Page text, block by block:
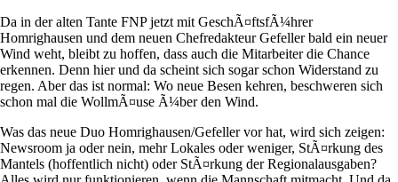
Da in der alten Tante FNP jetzt mit GeschÃ¤ftsfÃ¼hrer
Homrighausen und dem neuen Chefredakteur Gefeller bald ein neuer
Wind weht, bleibt zu hoffen, dass auch die Mitarbeiter die Chance
erkennen. Denn hier und da scheint sich sogar schon Widerstand zu
regen. Aber das ist normal: Wo neue Besen kehren, beschweren sich
schon mal die WollmÃ¤use Ã¼ber den Wind.
Was das neue Duo Homrighausen/Gefeller vor hat, wird sich zeigen:
Newsroom ja oder nein, mehr Lokales oder weniger, StÃ¤rkung des
Mantels (hoffentlich nicht) oder StÃ¤rkung der Regionalausgaben?